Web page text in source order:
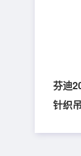
芬迪
针织